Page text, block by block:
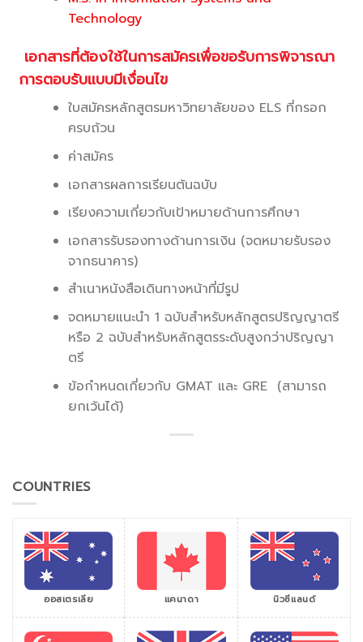
Technology
เอกสารที่ต้องใช้ในการสมัครเพื่อขอรับการพิจารณา
การตอบรับแบบมีเงื่อนไข
ใบสมัครหลักสูตรมหาวิทยาลัยของ ELS ที่กรอก
ครบถ้วน
ค่าสมัคร
เอกสารผลการเรียนต้นฉบับ
เรียงความเกี่ยวกับเป้าหมายด้านการศึกษา
เอกสารรับรองทางด้านการเงิน (จดหมายรับรอง
จากธนาคาร)
สำเนาหนังสือเดินทางหน้าที่มีรูป
จดหมายแนะนำ 1 ฉบับสำหรับหลักสูตรปริญญาตรี
หรือ 2 ฉบับสำหรับหลักสูตรระดับสูงกว่าปริญญา
ตรี
ข้อกำหนดเกี่ยวกับ GMAT และ GRE (สามารถ
ยกเว้นได้)
COUNTRIES
ออสเตรเลีย แคนาดา นิวซีแลนด์